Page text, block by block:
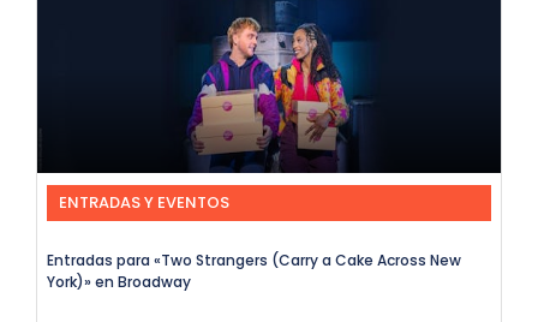
ENTRADAS Y EVENTOS
Entradas para «Two Strangers (Carry a Cake Across New
York)» en Broadway